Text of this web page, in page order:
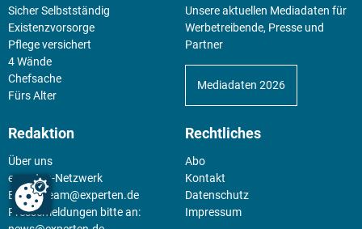
Sicher Selbstständig
Existenz­vorsorge
Pflege versichert
4 Wände
Chefsache
Fürs Alter
Unsere aktuellen Mediadaten für
Werbetreibende, Presse und
Partner
Mediadaten 2026
Redaktion
Über uns
experten-Netzwerk
E-Mail:team@experten.de
Pressemeldungen bitte an:
Rechtliches
Abo
Kontakt
Datenschutz
Impressum